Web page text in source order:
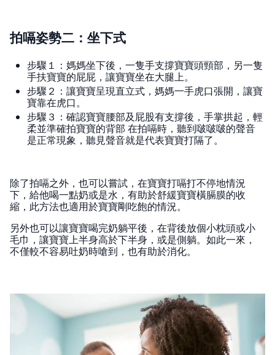
拍嗝姿勢二：坐下式
步驟１：媽媽坐下後，一隻手支撐寶寶頭頸部，另一隻
手扶寶寶的屁屁，讓寶寶坐在大腿上。
步驟２：讓寶寶呈現直立式，媽媽一手虎口張開，讓寶
寶靠在虎口。
步驟３：確認寶寶腰部及屁股有支撐後，手掌拱起，輕
柔並準確拍寶寶的背部 在拍嗝時，聽到啵啵啵的聲音
是正常現象，聽見聲音就是代表寶寶打隔了。
除了拍嗝之外，也可以嘗試，在寶寶打嗝打不停地情況
下，給他喝一點奶或是水，有助於舒緩寶寶橫膈膜的收
縮，此方法也適用於寶寶剛吃飽的情況。
另外也可以讓寶寶喝完奶躺平後，在背後放個小枕頭或小
毛巾，讓寶寶上半身高於下半身，或是側躺。如此一來，
不僅較不容易吐奶時嗆到，也有助於消化。